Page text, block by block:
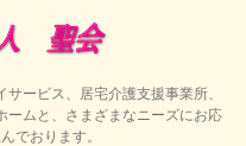
ービス、居宅介護支援事業所、
ームと、さまざまなニーズにお応
でおります。